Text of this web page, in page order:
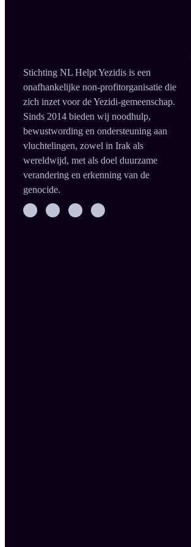
Stichting NL Helpt Yezidis is een
onafhankelijke non-profitorganisatie die
zich inzet voor de Yezidi-gemeenschap.
Sinds 2014 bieden wij noodhulp,
bewustwording en ondersteuning aan
vluchtelingen, zowel in Irak als
wereldwijd, met als doel duurzame
verandering en erkenning van de
genocide.